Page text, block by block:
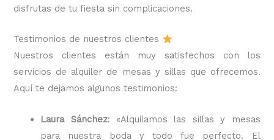
disfrutas de tu fiesta sin complicaciones.
Testimonios de nuestros clientes
Nuestros clientes están muy satisfechos con los
servicios de alquiler de mesas y sillas que ofrecemos.
Aquí te dejamos algunos testimonios:
Laura Sánchez: «Alquilamos las sillas y mesas
para nuestra boda y todo fue perfecto. El